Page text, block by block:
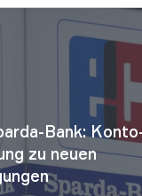
(OLG) Frankfurt
Bank:
zu neuen